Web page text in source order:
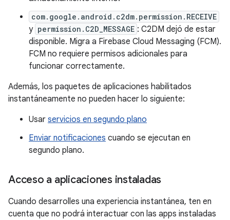
com.google.android.c2dm.permission.RECEIVE
y permission.C2D_MESSAGE : C2DM dejó de estar
disponible. Migra a Firebase Cloud Messaging (FCM).
FCM no requiere permisos adicionales para
funcionar correctamente.
Además, los paquetes de aplicaciones habilitados
instantáneamente no pueden hacer lo siguiente:
Usar servicios en segundo plano
Enviar notificaciones cuando se ejecutan en
segundo plano.
Acceso a aplicaciones instaladas
Cuando desarrolles una experiencia instantánea, ten en
cuenta que no podrá interactuar con las apps instaladas